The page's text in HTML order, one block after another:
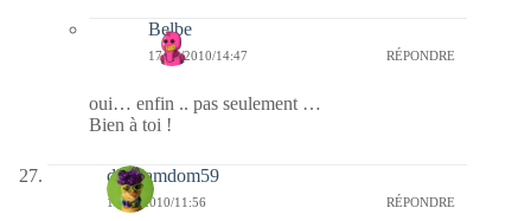
Belbe
17/02/2010/14:47 RÉPONDRE
oui… enfin .. pas seulement …
Bien à toi !
dimdamdom59
17/02/2010/11:56 RÉPONDRE